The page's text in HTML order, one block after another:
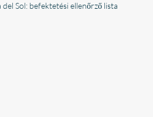
Sol: befektetési ellenőrző lista